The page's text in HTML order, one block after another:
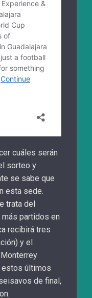
cuáles serán
sorteo y
se sabe que
esta sede.
trata del
partidos en
recibirá tres
y el
estos últimos
de final,